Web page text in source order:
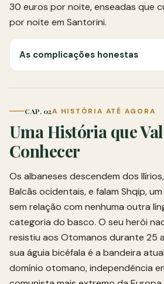
30 euros por noite, enseadas que
por noite em Santorini.
As complicações honestas
CAP. 02A HISTÓRIA ATÉ AGORA
Uma História que
Conhecer
Os albaneses descendem dos
Balcãs ocidentais, e falam Shqip, um
sem relação com nenhuma outra
categoria do basco. O seu herói
resistiu aos Otomanos durante 25
sua águia bicéfala é a bandeira
domínio otomano, independência em